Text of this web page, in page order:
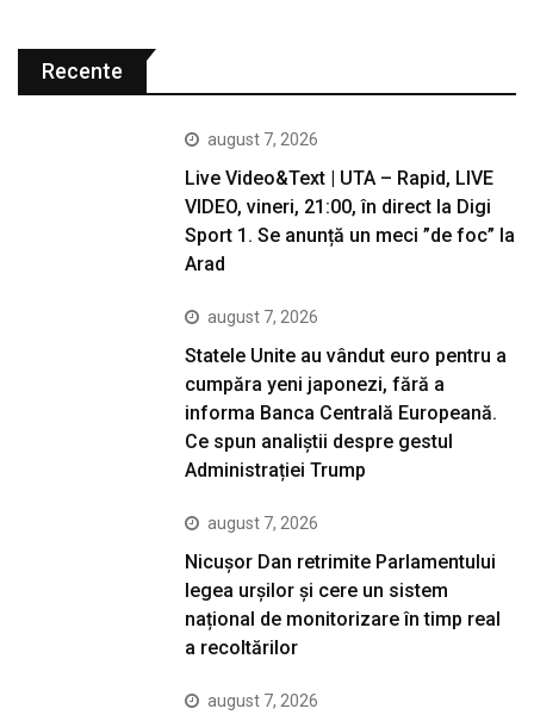
Recente
august 7, 2026
Live Video&Text | UTA – Rapid, LIVE
VIDEO, vineri, 21:00, în direct la Digi
Sport 1. Se anunță un meci ”de foc” la
Arad
august 7, 2026
Statele Unite au vândut euro pentru a
cumpăra yeni japonezi, fără a
informa Banca Centrală Europeană.
Ce spun analiștii despre gestul
Administrației Trump
august 7, 2026
Nicușor Dan retrimite Parlamentului
legea urșilor și cere un sistem
național de monitorizare în timp real
a recoltărilor
august 7, 2026